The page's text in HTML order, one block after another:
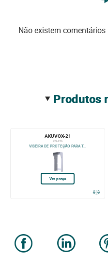
Não existem
AKUVOX-21
CS-E16
VISEIRA DE PROTEÇÃO PARA T...
Ver preço